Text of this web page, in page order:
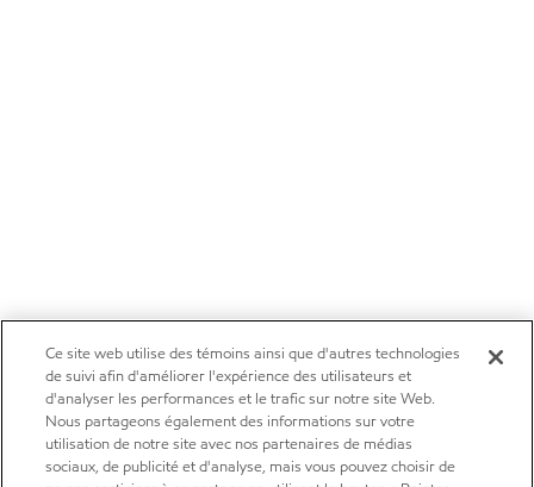
Ce site web utilise des témoins ainsi que d'autres technologies
de suivi afin d'améliorer l'expérience des utilisateurs et
d'analyser les performances et le trafic sur notre site Web.
Nous partageons également des informations sur votre
utilisation de notre site avec nos partenaires de médias
sociaux, de publicité et d'analyse, mais vous pouvez choisir de